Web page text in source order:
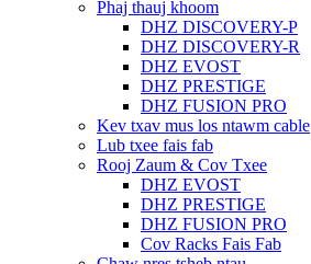
Phaj thauj khoom
DHZ DISCOVERY-P
DHZ DISCOVERY-R
DHZ EVOST
DHZ PRESTIGE
DHZ FUSION PRO
Kev txav mus los ntawm cable
Lub txee fais fab
Rooj Zaum & Cov Txee
DHZ EVOST
DHZ PRESTIGE
DHZ FUSION PRO
Cov Racks Fais Fab